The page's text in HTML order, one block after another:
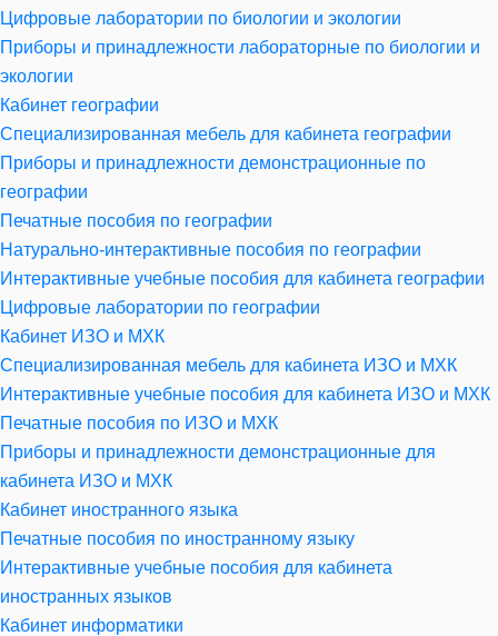
Цифровые лаборатории по биологии и экологии
Приборы и принадлежности лабораторные по биологии и
экологии
Кабинет географии
Специализированная мебель для кабинета географии
Приборы и принадлежности демонстрационные по
географии
Печатные пособия по географии
Натурально-интерактивные пособия по географии
Интерактивные учебные пособия для кабинета географии
Цифровые лаборатории по географии
Кабинет ИЗО и МХК
Специализированная мебель для кабинета ИЗО и МХК
Интерактивные учебные пособия для кабинета ИЗО и МХК
Печатные пособия по ИЗО и МХК
Приборы и принадлежности демонстрационные для
кабинета ИЗО и МХК
Кабинет иностранного языка
Печатные пособия по иностранному языку
Интерактивные учебные пособия для кабинета
иностранных языков
Кабинет информатики